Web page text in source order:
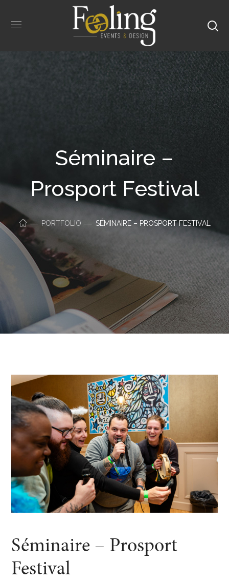
Séminaire –
Prosport Festival
PORTFOLIO SÉMINAIRE – PROSPORT FESTIVAL
Séminaire – Prosport
Festival